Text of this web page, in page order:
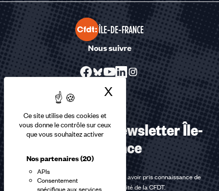
Ce site utilise des cookies et
vous donne le contrôle sur ceux
que vous souhaitez activer
Nos partenaires(20)
APIs
Consentement
spécifique aux services
X Masquer le
ÎLE-DE-FRANCE
Nous suivre
S’abonner à la Newsletter Île-
de-France
En m'inscrivant à la newsletter, j'affirme avoir pris connaissance de
lapolitique de confidentialité de la CFDT.